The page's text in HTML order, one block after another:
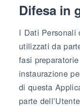
Difesa in
I Dati Personali
utilizzati da
fasi
instaurazione
di questa
parte